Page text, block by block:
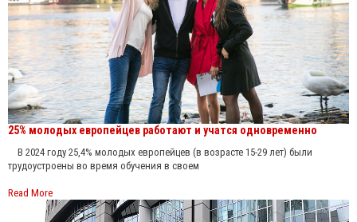
25% молодых европейцев работают и учатся одновременно
В 2024 году 25,4% молодых европейцев (в возрасте 15-29 лет) были
трудоустроены во время обучения в своем
Read More